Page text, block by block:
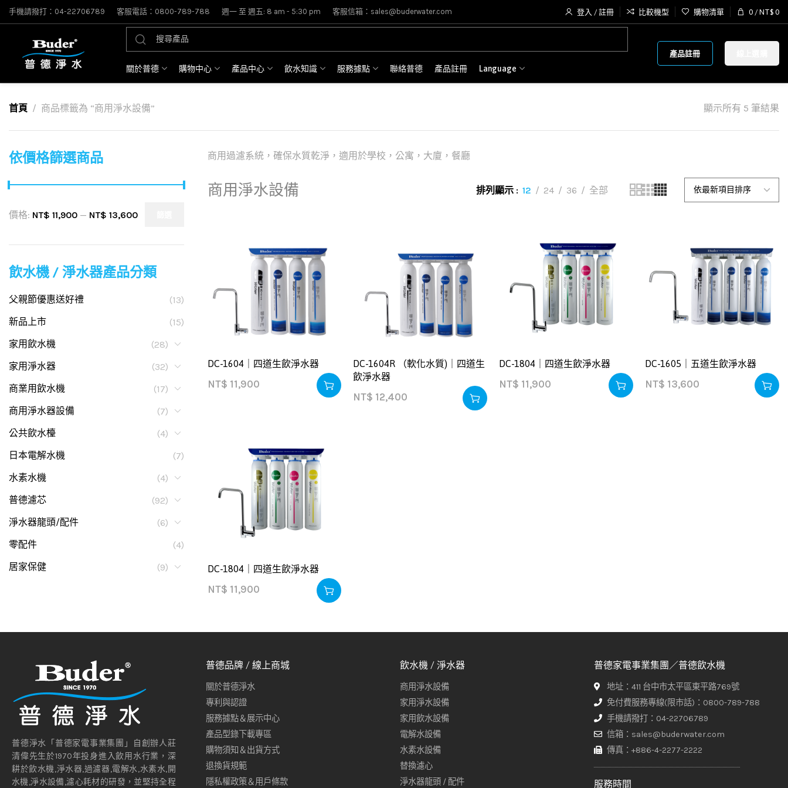
手機請撥打：04-22706789 客服電話：0800-789-788 週一 至 週五: 8 am - 5:30 pm 客服信箱：sales@buderwater.com 登入 / 註冊 比較機型 購物清單 0 / NT$ 0
關於普德 購物中心 產品中心 飲水知識 服務據點 聯絡普德 產品註冊 Language
產品註冊
首頁 商品標籤為 “商用淨水設備” 顯示所有 5 筆結果
依價格篩選商品
價格: NT$ 11,900 — NT$ 13,600
飲水機 / 淨水器產品分類
父親節優惠送好禮
(13)
新品上市
(15)
家用飲水機
(28)
家用淨水器
(32)
商業用飲水機
(17)
商用淨水器設備
(7)
公共飲水檯
(4)
日本電解水機
(7)
水素水機
(4)
普德濾芯
(92)
淨水器龍頭/配件
(6)
零配件
(4)
居家保健
(9)
商用過濾系統，確保水質乾淨，適用於學校，公寓，大廈，餐廳
商用淨水設備 排列顯示 12 24 36 全部
DC-1604｜四道生飲淨水器
NT$ 11,900
DC-1604R （軟化水質)｜四道生
飲淨水器
NT$ 12,400
DC-1804｜四道生飲淨水器
NT$ 11,900
DC-1605｜五道生飲淨水器
NT$ 13,600
DC-1804｜四道生飲淨水器
NT$ 11,900
普德淨水「普德家電事業集團」自創辦人莊
清偉先生於1970年投身進入飲用水行業，深
耕於飲水機,淨水器,過濾器,電解水,水素水,開
水機,淨水設備,濾心耗材的研發，並堅持全程
普德品牌 / 線上商城
關於普德淨水
專利與認證
服務據點＆展示中心
產品型錄下載專區
購物須知＆出貨方式
退換貨規範
隱私權政策＆用戶條款
飲水機 / 淨水器
商用淨水設備
家用淨水設備
家用飲水設備
電解水設備
水素水設備
替換濾心
淨水器龍頭 / 配件
普德家電事業集團／普德飲水機
地址：411 台中市太平區東平路769號
免付費服務專線(限市話)：0800-789-788
手機請撥打：04-22706789
信箱：sales@buderwater.com
傳真：+886-4-2277-2222
服務時間